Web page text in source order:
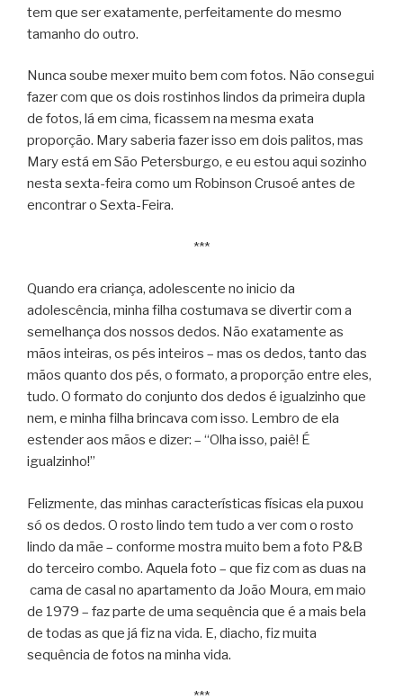
tem que ser exatamente, perfeitamente do mesmo
tamanho do outro.
Nunca soube mexer muito bem com fotos. Não consegui
fazer com que os dois rostinhos lindos da primeira dupla
de fotos, lá em cima, ficassem na mesma exata
proporção. Mary saberia fazer isso em dois palitos, mas
Mary está em São Petersburgo, e eu estou aqui sozinho
nesta sexta-feira como um Robinson Crusoé antes de
encontrar o Sexta-Feira.
***
Quando era criança, adolescente no inicio da
adolescência, minha filha costumava se divertir com a
semelhança dos nossos dedos. Não exatamente as
mãos inteiras, os pés inteiros – mas os dedos, tanto das
mãos quanto dos pés, o formato, a proporção entre eles,
tudo. O formato do conjunto dos dedos é igualzinho que
nem, e minha filha brincava com isso. Lembro de ela
estender aos mãos e dizer: – “Olha isso, paiê! É
igualzinho!”
Felizmente, das minhas características físicas ela puxou
só os dedos. O rosto lindo tem tudo a ver com o rosto
lindo da mãe – conforme mostra muito bem a foto P&B
do terceiro combo. Aquela foto – que fiz com as duas na
cama de casal no apartamento da João Moura, em maio
de 1979 – faz parte de uma sequência que é a mais bela
de todas as que já fiz na vida. E, diacho, fiz muita
sequência de fotos na minha vida.